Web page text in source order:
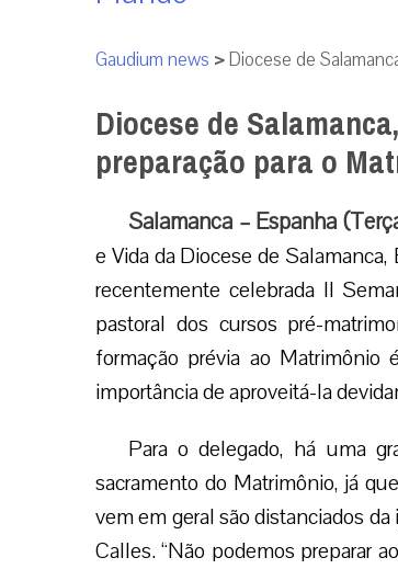
Gaudium news >Diocese de
Diocese de
preparação para o
Salamanca – Espanha
e Vida da Diocese de
recentemente celebrada II
pastoral dos cursos pré-
formação prévia ao Matrimônio
importância de aproveitá-la
Para o delegado, há uma
sacramento do Matrimônio, já
vem em geral são distanciados
Calles. “Não podemos preparar